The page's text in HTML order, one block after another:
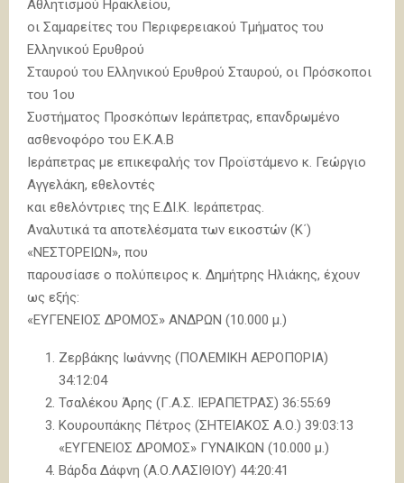
Αθλητισμού Ηρακλείου,
οι Σαμαρείτες του Περιφερειακού Τμήματος του
Ελληνικού Ερυθρού
Σταυρού του Ελληνικού Ερυθρού Σταυρού, οι Πρόσκοποι
του 1ου
Συστήματος Προσκόπων Ιεράπετρας, επανδρωμένο
ασθενοφόρο του Ε.Κ.Α.Β
Ιεράπετρας με επικεφαλής τον Προϊστάμενο κ. Γεώργιο
Αγγελάκη, εθελοντές
και εθελόντριες της Ε.ΔΙ.Κ. Ιεράπετρας.
Αναλυτικά τα αποτελέσματα των εικοστών (Κ΄)
«ΝΕΣΤΟΡΕΙΩΝ», που
παρουσίασε ο πολύπειρος κ. Δημήτρης Ηλιάκης, έχουν
ως εξής:
«ΕΥΓΕΝΕΙΟΣ ΔΡΟΜΟΣ» ΑΝΔΡΩΝ (10.000 μ.)
Ζερβάκης Ιωάννης (ΠΟΛΕΜΙΚΗ ΑΕΡΟΠΟΡΙΑ)
34:12:04
Τσαλέκου Άρης (Γ.Α.Σ. ΙΕΡΑΠΕΤΡΑΣ) 36:55:69
Κουρουπάκης Πέτρος (ΣΗΤΕΙΑΚΟΣ Α.Ο.) 39:03:13
«ΕΥΓΕΝΕΙΟΣ ΔΡΟΜΟΣ» ΓΥΝΑΙΚΩΝ (10.000 μ.)
Βάρδα Δάφνη (Α.Ο.ΛΑΣΙΘΙΟΥ) 44:20:41